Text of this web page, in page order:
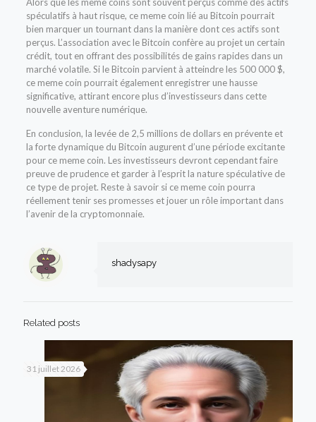
spéculatifs à haut risque, ce meme coin lié au Bitcoin pourrait
bien marquer un tournant dans la manière dont ces actifs sont
perçus. L’association avec le Bitcoin confère au projet un certain
crédit, tout en offrant des possibilités de gains rapides dans un
marché volatile. Si le Bitcoin parvient à atteindre les 500 000 $,
ce meme coin pourrait également enregistrer une hausse
significative, attirant encore plus d’investisseurs dans cette
nouvelle aventure numérique.
En conclusion, la levée de 2,5 millions de dollars en prévente et
la forte dynamique du Bitcoin augurent d’une période excitante
pour ce meme coin. Les investisseurs devront cependant faire
preuve de prudence et garder à l’esprit la nature spéculative de
ce type de projet. Reste à savoir si ce meme coin pourra
réellement tenir ses promesses et jouer un rôle important dans
l’avenir de la cryptomonnaie.
shadysapy
Related posts
31 juillet 2026